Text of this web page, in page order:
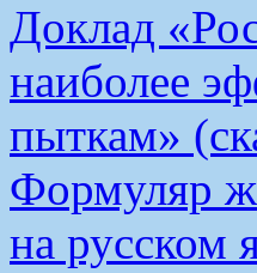
Доклад
наиболее
пыткам»
Формуляр
на русском